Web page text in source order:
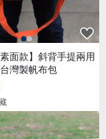
面款】斜背手提兩用
灣製帆布包